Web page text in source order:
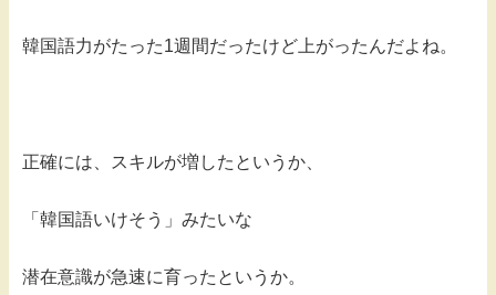
韓国語力がたった1週間だったけど上がったんだよね。
正確には、スキルが増したというか、
「韓国語いけそう」みたいな
潜在意識が急速に育ったというか。